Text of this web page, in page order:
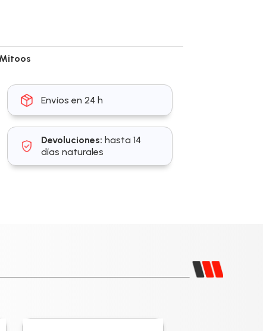
Mitoos
Envíos en 24 h
Devoluciones: hasta 14
días naturales